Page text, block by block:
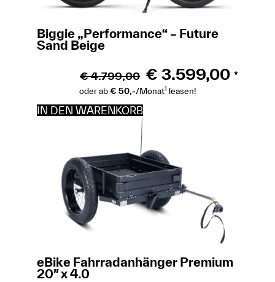
Biggie „Performance“ – Future
Sand Beige
€4.799,00 € 3.599,00 *
oder ab€ 50,-/Monat1 leasen!
IN DEN WARENKORB
eBike Fahrradanhänger Premium
20″ x 4.0